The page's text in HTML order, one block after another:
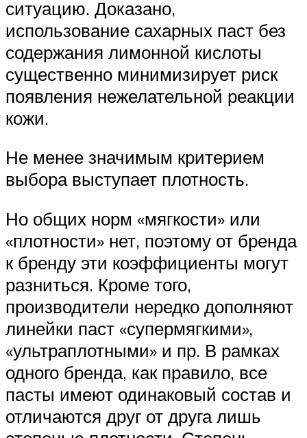
ситуацию. Доказано,
использование сахарных паст без
содержания лимонной кислоты
существенно минимизирует риск
появления нежелательной реакции
кожи.
Не менее значимым критерием
выбора выступает плотность.
Но общих норм «мягкости» или
«плотности» нет, поэтому от бренда
к бренду эти коэффициенты могут
разниться. Кроме того,
производители нередко дополняют
линейки паст «супермягкими»,
«ультраплотными» и пр. В рамках
одного бренда, как правило, все
пасты имеют одинаковый состав и
отличаются друг от друга лишь